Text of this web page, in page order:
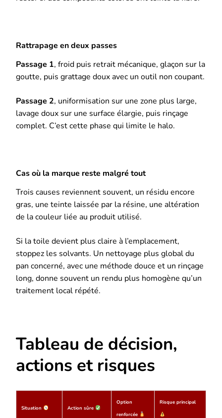
Rattrapage en deux passes
Passage 1, froid puis retrait mécanique, glaçon sur la
goutte, puis grattage doux avec un outil non coupant.
Passage 2, uniformisation sur une zone plus large,
lavage doux sur une surface élargie, puis rinçage
complet. C’est cette phase qui limite le halo.
Cas où la marque reste malgré tout
Trois causes reviennent souvent, un résidu encore
gras, une teinte laissée par la résine, une altération
de la couleur liée au produit utilisé.
Si la toile devient plus claire à l’emplacement,
stoppez les solvants. Un nettoyage plus global du
pan concerné, avec une méthode douce et un rinçage
long, donne souvent un rendu plus homogène qu’un
traitement local répété.
Tableau de décision,
actions et risques
Situation Action sûre
Option
renforcée
Risque principal